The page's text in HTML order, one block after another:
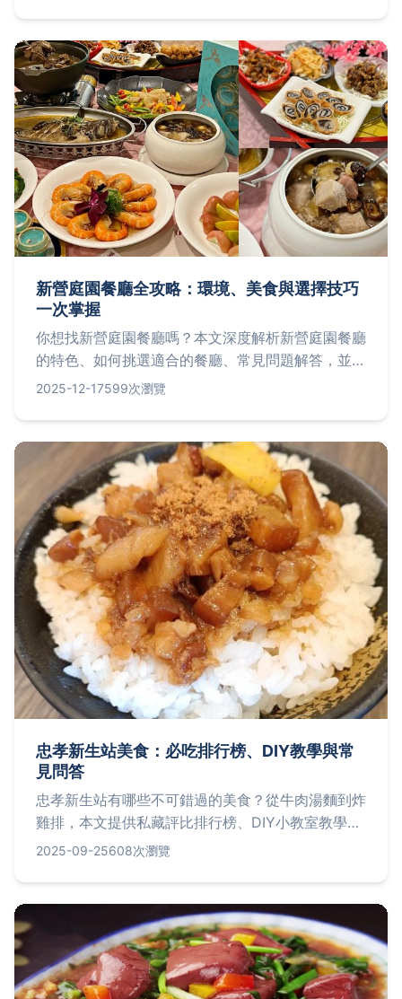
無論是新手或老饕，都能找到所需資訊，完美體驗滑
蛋蝦仁的美味。
新營庭園餐廳全攻略：環境、美食與選擇技巧
一次掌握
你想找新營庭園餐廳嗎？本文深度解析新營庭園餐廳
的特色、如何挑選適合的餐廳、常見問題解答，並提
供實用建議。從環境優點到美食推薦，幫助你輕鬆規
2025-12-17599次瀏覽
忠孝新生站美食：必吃排行榜、DIY教學與常
見問答
忠孝新生站有哪些不可錯過的美食？從牛肉湯麵到炸
雞排，本文提供私藏評比排行榜、DIY小教室教學如
小籠包製作，還有總結重點清單和常見Q&A解答，
2025-09-25608次瀏覽